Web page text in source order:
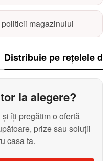
magazinului
Distribuie pe rețelele
la alegere?
îți pregătim o ofertă
prize sau soluții
casa ta.